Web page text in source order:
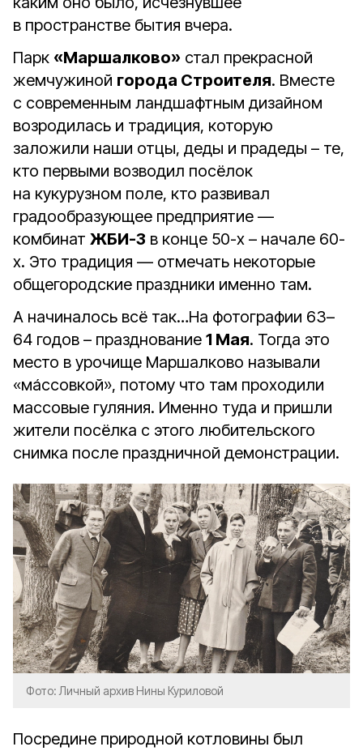
в пространстве бытия вчера.
Парк «Маршалково» стал прекрасной
жемчужиной города Строителя. Вместе
с современным ландшафтным дизайном
возродилась и традиция, которую
заложили наши отцы, деды и прадеды – те,
кто первыми возводил посёлок
на кукурузном поле, кто развивал
градообразующее предприятие —
комбинат ЖБИ-3 в конце 50-х – начале 60-
х. Это традиция — отмечать некоторые
общегородские праздники именно там.
А начиналось всё так…На фотографии 63–
64 годов – празднование 1 Мая. Тогда это
место в урочище Маршалково называли
«мáссовкой», потому что там проходили
массовые гуляния. Именно туда и пришли
жители посёлка с этого любительского
снимка после праздничной демонстрации.
Фото: Личный архив Нины Куриловой
Посредине природной котловины был